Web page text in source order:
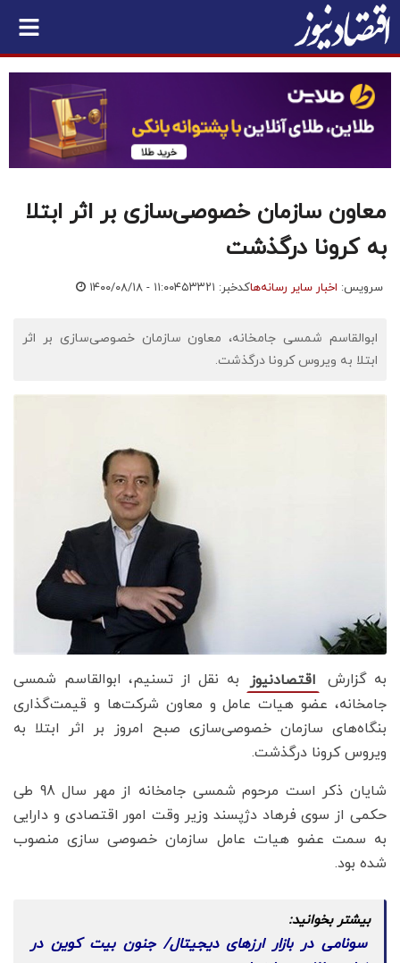
معاون سازمان خصوصی‌سازی بر اثر ابتلا
به کرونا درگذشت
سرویس: اخبار سایر رسانه‌هاکدخبر: ۴۵۳۳۲۱ ۱۴۰۰/۰۸/۱۸ - ۱۱:۰۰
ابوالقاسم شمسی جامخانه، معاون سازمان خصوصی‌سازی بر اثر
ابتلا به ویروس کرونا درگذشت.
به گزارش اقتصادنیوز
به نقل از تسنیم، ابوالقاسم شمسی
جامخانه، عضو هیات عامل و معاون شرکت‌ها و قیمت‌‌گذاری
بنگاه‌های سازمان خصوصی‌سازی صبح امروز بر اثر ابتلا به
ویروس کرونا درگذشت.
شایان ذکر است مرحوم شمسی جامخانه از مهر سال 98 طی
حکمی از سوی فرهاد دژپسند وزیر وقت امور اقتصادی و دارایی
به سمت عضو هیات عامل سازمان خصوصی سازی منصوب
شده بود.
سونامی در بازار ارزهای دیجیتال/ جنون بیت کوین در